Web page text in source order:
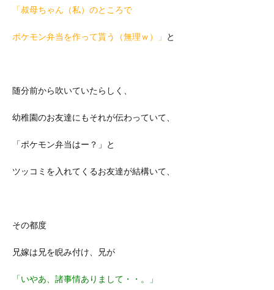
「叔母ちゃん（私）のところで
ポケモン弁当を作って貰う（無理ｗ）」 と
随分前から吹いていたらしく、
幼稚園のお友達にもそれが伝わっていて、
「ポケモン弁当はー？」と
ツッコミを入れてくるお友達が結構いて、
その都度
兄嫁は兄を睨み付け、兄が
「いやあ、諸事情ありまして・・。」